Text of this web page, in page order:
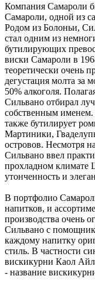
Компания Самароли
Самароли, одной из
Родом из Болоньи,
стал одним из
бутилирующих
виски Самароли в
теоретически очень
дегустация молта за
50% алкоголя.
Сильвано отбирал
собственным
также бутилирует
Мартиники,
островов. Несмотря
Сильвано ввел
прохладном климате
утонченность и
В портфолио
напитков, и
производства очень
Сильвано с
каждому напитку
стиль. В частности
вискикурни Каол
- название